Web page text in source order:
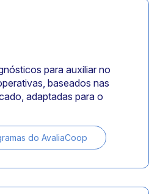
para auxiliar no
baseados nas
adaptadas para o
do AvaliaCoop